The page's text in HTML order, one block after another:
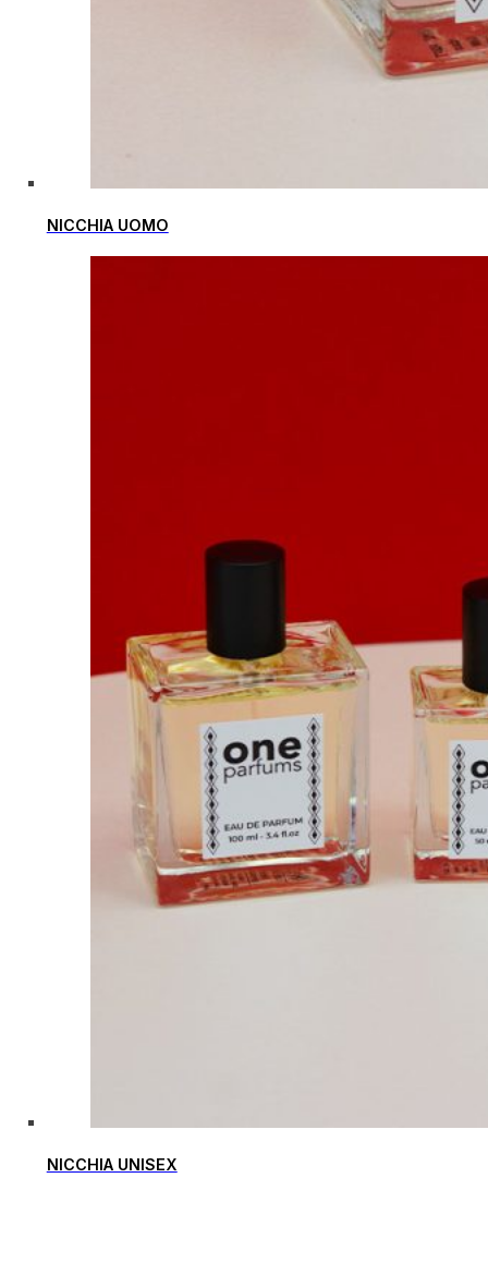
NICCHIA UOMO
NICCHIA UNISEX